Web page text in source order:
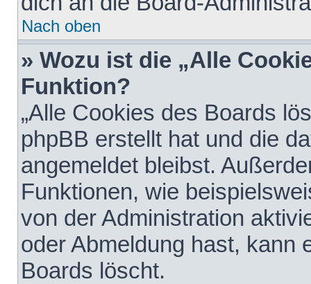
Nach oben
» Wozu ist die „Alle
Funktion?
„Alle Cookies des Boards
phpBB erstellt hat und die
angemeldet bleibst.
Funktionen, wie
von der Administration
oder Abmeldung hast, kann
Boards löscht.